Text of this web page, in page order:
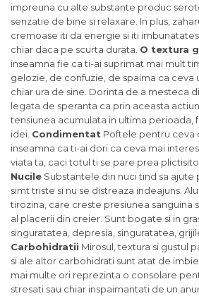
impreuna cu alte substante produc
senzatie de bine si relaxare. In plus,
cremoase iti da energie si iti
chiar daca pe scurta durata. O textura
inseamna fie ca ti-ai suprimat mai mult
gelozie, de confuzie, de spaima ca ceva
chiar ura de sine. Dorinta de a mesteca
legata de speranta ca prin aceasta
tensiunea acumulata in ultima perioada,
idei. Condimentat Poftele pentru ceva
inseamna ca ti-ai dori ca ceva mai
viata ta, caci totul ti se pare prea
Nucile Substantele din nuci tind sa ajute
simt triste si nu se distreaza indeajuns.
tirozina, care creste presiunea sanguina
al placerii din creier. Sunt bogate si in
singuratatea, depresia, singuratatea,
Carbohidratii Mirosul, textura si gustul
si ale altor carbohidrati sunt atat de
mai multe ori reprezinta o consolare
stresati sau chiar inspaimantati de un